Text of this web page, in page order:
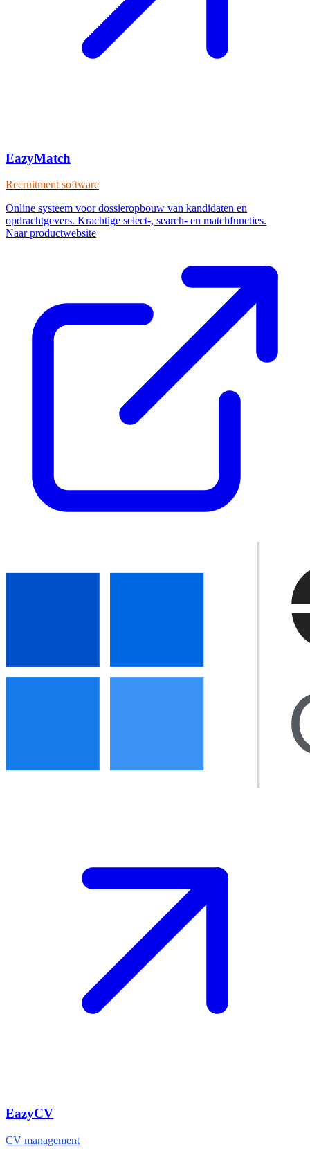
EazyMatch
Recruitment software
Online systeem voor dossieropbouw van kandidaten en
opdrachtgevers. Krachtige select-, search- en matchfuncties.
Naar productwebsite
EazyCV
CV management